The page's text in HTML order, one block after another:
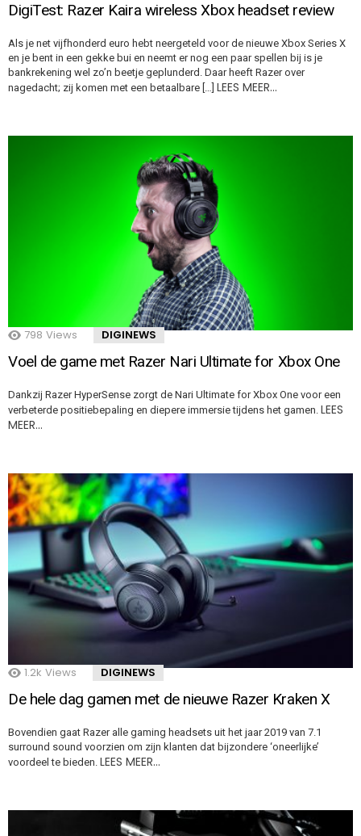
DigiTest: Razer Kaira wireless Xbox headset review
Als je net vijfhonderd euro hebt neergeteld voor de nieuwe Xbox Series X
en je bent in een gekke bui en neemt er nog een paar spellen bij is je
bankrekening wel zo’n beetje geplunderd. Daar heeft Razer over
nagedacht; zij komen met een betaalbare […] LEES MEER…
798 Views DIGINEWS
Voel de game met Razer Nari Ultimate for Xbox One
Dankzij Razer HyperSense zorgt de Nari Ultimate for Xbox One voor een
verbeterde positiebepaling en diepere immersie tijdens het gamen. LEES
MEER…
1.2k Views DIGINEWS
De hele dag gamen met de nieuwe Razer Kraken X
Bovendien gaat Razer alle gaming headsets uit het jaar 2019 van 7.1
surround sound voorzien om zijn klanten dat bijzondere ‘oneerlijke’
voordeel te bieden. LEES MEER…